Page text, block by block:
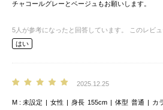
チャコールグレーとベージュもお願いします。
5 人が参考になったと回答しています。
このレビ
はい
2025.12.25
M 未設定 女性 身長 155cm 体型 普通 カ